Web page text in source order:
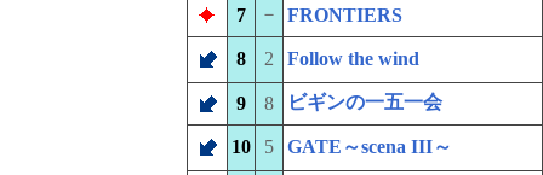
7
－ FRONTIERS
8 2 Follow the wind
9 8 ビギンの一五一会
10 5 GATE～scena III～